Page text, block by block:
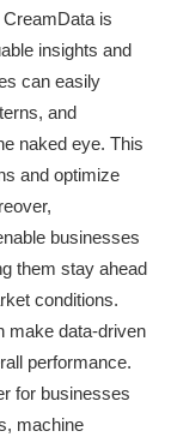
is
insights and
can easily
and
naked eye. This
and optimize
businesses
them stay ahead
conditions.
make data-driven
performance.
for businesses
machine